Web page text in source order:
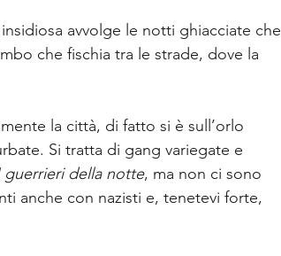
avvolge le notti ghiacciate che
che fischia tra le strade, dove la
la città, di fatto si è sull’orlo
Si tratta di gang variegate e
guerrieri della notte, ma non ci sono
anche con nazisti e, tenetevi forte,